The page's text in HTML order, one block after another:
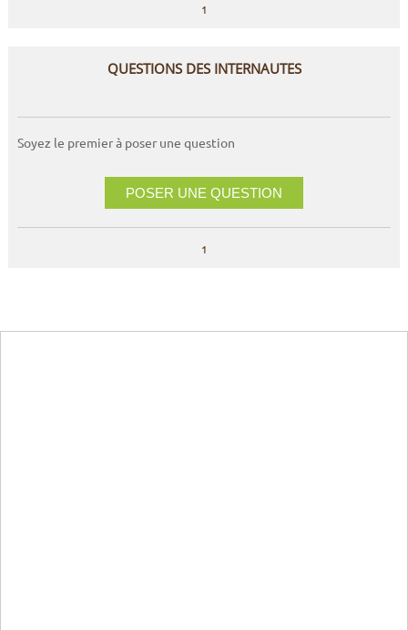
1
QUESTIONS DES INTERNAUTES
Soyez le premier à poser une question
POSER UNE QUESTION
1